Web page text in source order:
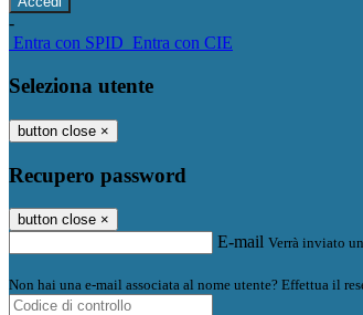
-
Entra con SPID Entra con CIE
Seleziona utente
button close ×
Recupero password
button close ×
E-mail Verrà inviato
Non hai una e-mail associata al nome utente? Effettua il